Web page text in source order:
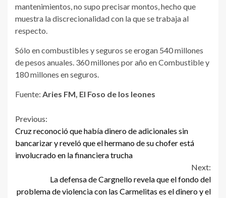
mantenimientos, no supo precisar montos, hecho que
muestra la discrecionalidad con la que se trabaja al
respecto.
Sólo en combustibles y seguros se erogan 540 millones
de pesos anuales. 360 millones por año en Combustible y
180 millones en seguros.
Fuente: Aries FM, El Foso de los leones
Continue
Reading
Previous:
Cruz reconoció que había dinero de adicionales sin
bancarizar y reveló que el hermano de su chofer está
involucrado en la financiera trucha
Next:
La defensa de Cargnello revela que el fondo del
problema de violencia con las Carmelitas es el dinero y el